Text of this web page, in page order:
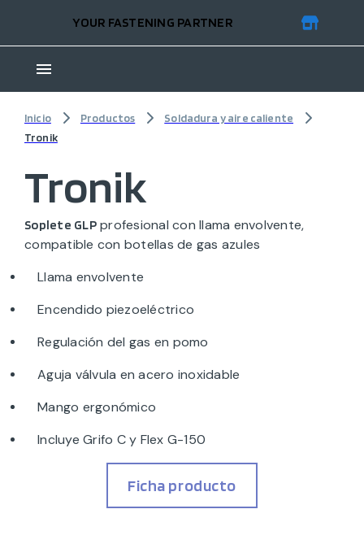
YOUR FASTENING PARTNER
Inicio Productos
Soldadura y aire caliente
Tronik
Tronik
Soplete GLPprofesional con llama envolvente,
compatible con botellas de gas azules
Llama envolvente
Encendido piezoeléctrico
Regulación del gas en pomo
Aguja válvula en acero inoxidable
Mango ergonómico
Incluye Grifo C y Flex G-150
Ficha producto